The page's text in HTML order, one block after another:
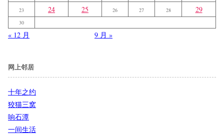
23 24 25 26 27 28 29
30
« 12 月 9 月 »
网上邻居
十年之约
狡猫三窝
响石潭
一间生活